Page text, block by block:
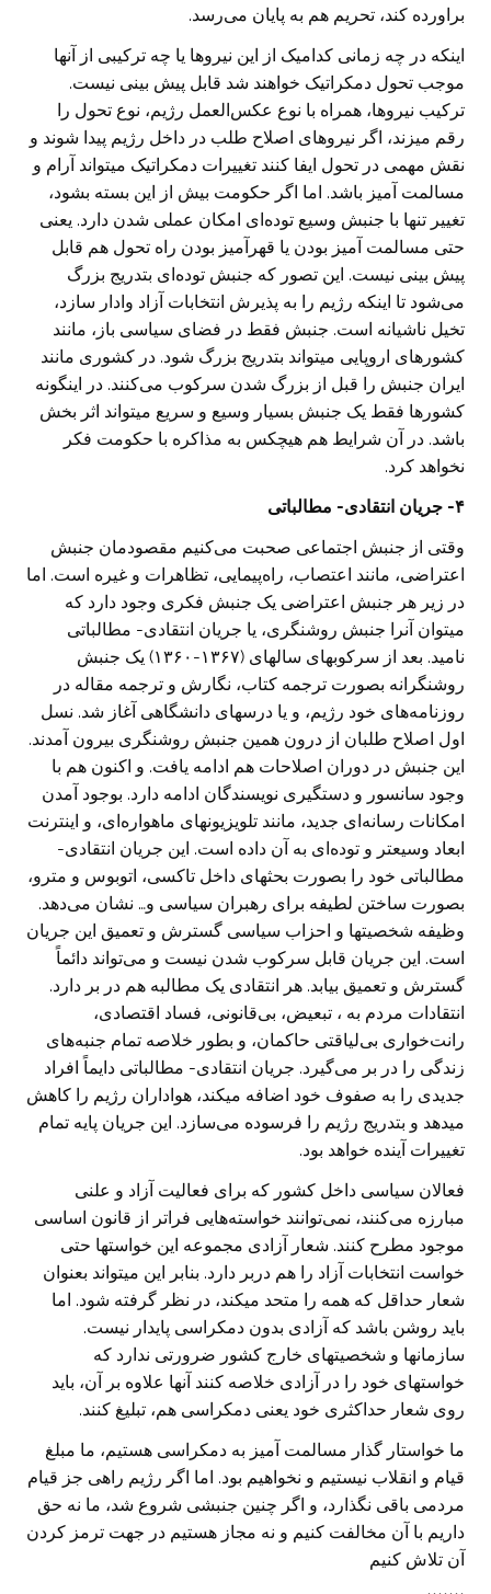
براورده کند، تحریم هم به پایان می‌رسد.
اینکه در چه زمانی کدامیک از این نیروها یا چه ترکیبی از آنها
موجب تحول دمکراتیک خواهند شد قابل پیش بینی نیست.
ترکیب نیروها، همراه با نوع عکس‌العمل رژیم، نوع تحول را
رقم میزند، اگر نیروهای اصلاح طلب در داخل رژیم پیدا شوند و
نقش مهمی در تحول ایفا کنند تغییرات دمکراتیک میتواند آرام و
مسالمت آمیز باشد. اما اگر حکومت بیش از این بسته بشود،
تغییر تنها با جنبش وسیع توده‌ای امکان عملی شدن دارد. یعنی
حتی مسالمت آمیز بودن یا قهرآمیز بودن راه تحول هم قابل
پیش بینی نیست. این تصور که جنبش توده‌ای بتدریج بزرگ
می‌شود تا اینکه رژیم را به پذیرش انتخابات آزاد وادار سازد،
تخیل ناشیانه است. جنبش فقط در فضای سیاسی باز، مانند
کشورهای اروپایی میتواند بتدریج بزرگ شود. در کشوری مانند
ایران جنبش را قبل از بزرگ شدن سرکوب می‌کنند. در اینگونه
کشورها فقط یک جنبش بسیار وسیع و سریع میتواند اثر بخش
باشد. در آن شرایط هم هیچکس به مذاکره با حکومت فکر
نخواهد کرد.
۴- جریان انتقادی- مطالباتی
وقتی از جنبش اجتماعی صحبت می‌کنیم مقصودمان جنبش
اعتراضی، مانند اعتصاب، راه‌پیمایی، تظاهرات و غیره است. اما
در زیر هر جنبش اعتراضی یک جنبش فکری وجود دارد که
میتوان آنرا جنبش روشنگری، یا جریان انتقادی- مطالباتی
نامید. بعد از سرکوبهای سالهای (۱۳۶۷-۱۳۶۰) یک جنبش
روشنگرانه بصورت ترجمه کتاب، نگارش و ترجمه مقاله در
روزنامه‌های خود رژیم، و یا درسهای دانشگاهی آغاز شد. نسل
اول اصلاح طلبان از درون همین جنبش روشنگری بیرون آمدند.
این جنبش در دوران اصلاحات هم ادامه یافت. و اکنون هم با
وجود سانسور و دستگیری نویسندگان ادامه دارد. بوجود آمدن
امکانات رسانه‌ای جدید، مانند تلویزیونهای ماهواره‌ای، و اینترنت
ابعاد وسیعتر و توده‌ای به آن داده است. این جریان انتقادی-
مطالباتی خود را بصورت بحثهای داخل تاکسی، اتوبوس و مترو،
بصورت ساختن لطیفه برای رهبران سیاسی و… نشان می‌دهد.
وظیفه شخصیتها و احزاب سیاسی گسترش و تعمیق این جریان
است. این جریان قابل سرکوب شدن نیست و می‌تواند دائماً
گسترش و تعمیق بیابد. هر انتقادی یک مطالبه هم در بر دارد.
انتقادات مردم به ، تبعیض، بی‌قانونی، فساد اقتصادی،
رانت‌خواری بی‌لیاقتی حاکمان، و بطور خلاصه تمام جنبه‌های
زندگی را در بر می‌گیرد. جریان انتقادی- مطالباتی دایماً افراد
جدیدی را به صفوف خود اضافه میکند، هواداران رژیم را کاهش
میدهد و بتدریج رژیم را فرسوده می‌سازد. این جریان پایه تمام
تغییرات آینده خواهد بود.
فعالان سیاسی داخل کشور که برای فعالیت آزاد و علنی
مبارزه می‌کنند، نمی‌توانند خواسته‌هایی فراتر از قانون اساسی
موجود مطرح کنند. شعار آزادی مجموعه این خواستها حتی
خواست انتخابات آزاد را هم دربر دارد. بنابر این میتواند بعنوان
شعار حداقل که همه را متحد میکند، در نظر گرفته شود. اما
باید روشن باشد که آزادی بدون دمکراسی پایدار نیست.
سازمانها و شخصیتهای خارج کشور ضرورتی ندارد که
خواستهای خود را در آزادی خلاصه کنند آنها علاوه بر آن، باید
روی شعار حداکثری خود یعنی دمکراسی هم، تبلیغ کنند.
ما خواستار گذار مسالمت آمیز به دمکراسی هستیم، ما مبلغ
قیام و انقلاب نیستیم و نخواهیم بود. اما اگر رژیم راهی جز قیام
مردمی باقی نگذارد، و اگر چنین جنبشی شروع شد، ما نه حق
داریم با آن مخالفت کنیم و نه مجاز هستیم در جهت ترمز کردن
آن تلاش کنیم